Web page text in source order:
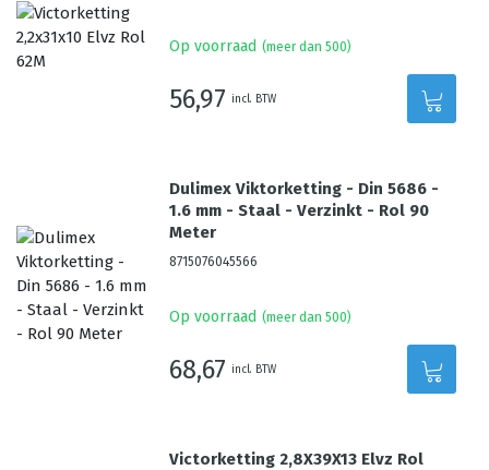
Op voorraad (meer dan 500)
56,97 incl. BTW
Dulimex Viktorketting - Din 5686 -
1.6 mm - Staal - Verzinkt - Rol 90
Meter
8715076045566
Op voorraad (meer dan 500)
68,67 incl. BTW
Victorketting 2,8X39X13 Elvz Rol